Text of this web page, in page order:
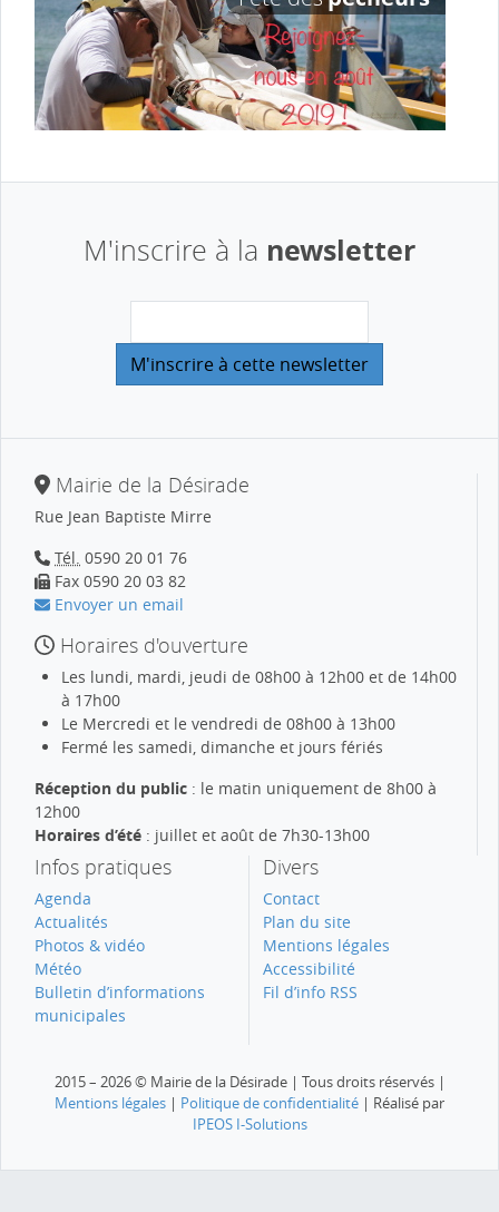
M'inscrire à la newsletter
Mairie de la Désirade
Rue Jean Baptiste Mirre
Tél. 0590 20 01 76
Fax 0590 20 03 82
Envoyer un email
Horaires d'ouverture
Les lundi, mardi, jeudi de 08h00 à 12h00 et de 14h00
à 17h00
Le Mercredi et le vendredi de 08h00 à 13h00
Fermé les samedi, dimanche et jours fériés
Réception du public : le matin uniquement de 8h00 à
12h00
Horaires d’été : juillet et août de 7h30-13h00
Infos pratiques
Agenda
Actualités
Photos & vidéo
Météo
Bulletin d’informations
municipales
Divers
Contact
Plan du site
Mentions légales
Accessibilité
Fil d’info RSS
2015 – 2026 © Mairie de la Désirade | Tous droits réservés |
Mentions légales | Politique de confidentialité | Réalisé par
IPEOS I-Solutions